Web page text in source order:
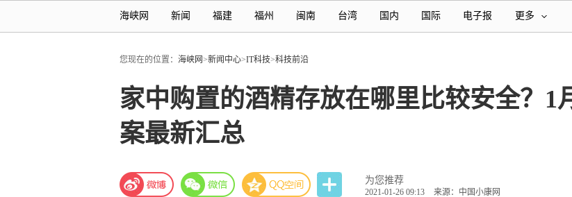
海峡网 新闻 福建 福州 闽南 台湾 国内 国际 电子报 更多
您现在的位置： 海峡网>新闻中心>IT科技>科技前沿
家中购置的酒精存放在哪里比较安全？1
案最新汇总
为您推荐
2021-01-26 09:13 来源：中国小康网